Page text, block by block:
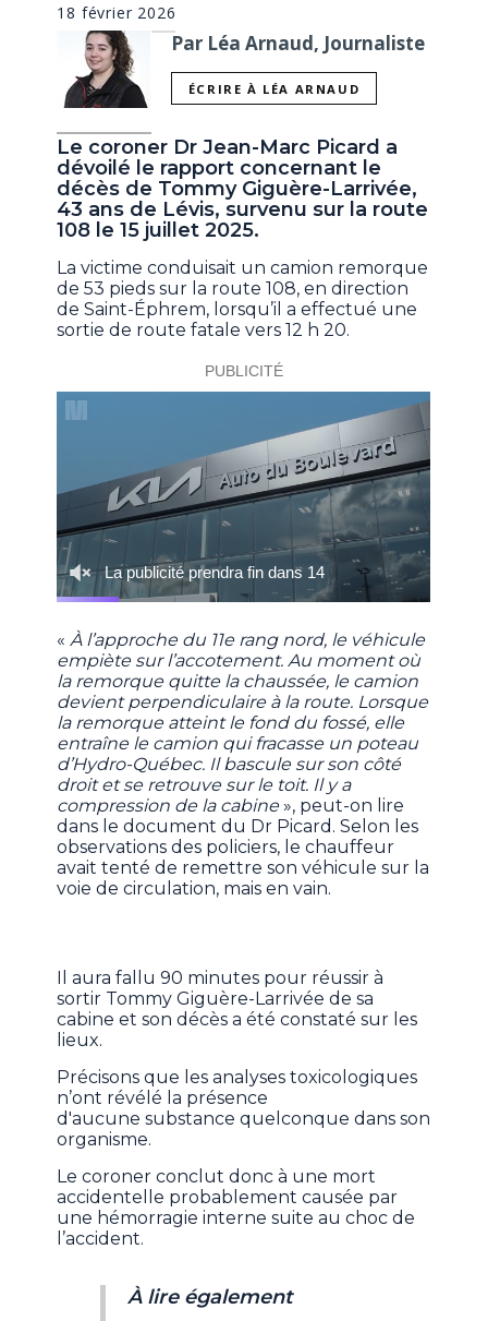
18 février 2026
Par Léa Arnaud, Journaliste
ÉCRIRE À LÉA ARNAUD
Le coroner Dr Jean-Marc Picard a
dévoilé le rapport concernant le
décès de Tommy Giguère-Larrivée,
43 ans de Lévis, survenu sur la route
108 le 15 juillet 2025.
La victime conduisait un camion remorque
de 53 pieds sur la route 108, en direction
de Saint-Éphrem, lorsqu’il a effectué une
sortie de route fatale vers 12 h 20.
« À l’approche du 11e rang nord, le véhicule
empiète sur l’accotement. Au moment où
la remorque quitte la chaussée, le camion
devient perpendiculaire à la route. Lorsque
la remorque atteint le fond du fossé, elle
entraîne le camion qui fracasse un poteau
d’Hydro-Québec. Il bascule sur son côté
droit et se retrouve sur le toit. Il y a
compression de la cabine», peut-on lire
dans le document du Dr Picard. Selon les
observations des policiers, le chauffeur
avait tenté de remettre son véhicule sur la
voie de circulation, mais en vain.
Il aura fallu 90 minutes pour réussir à
sortir Tommy Giguère-Larrivée de sa
cabine et son décès a été constaté sur les
lieux.
Précisons que les analyses toxicologiques
n’ont révélé la présence
d'aucune substance quelconque dans son
organisme.
Le coroner conclut donc à une mort
accidentelle probablement causée par
une hémorragie interne suite au choc de
l’accident.
À lire également